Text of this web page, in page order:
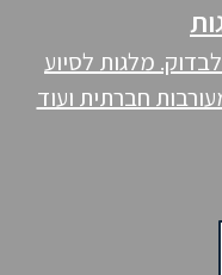
מלגות לסיוע
חברתית ועוד